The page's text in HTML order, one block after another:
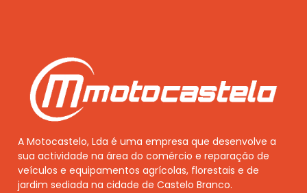
A Motocastelo, Lda é uma empresa que desenvolve a
sua actividade na área do comércio e reparação de
veículos e equipamentos agrícolas, florestais e de
jardim sediada na cidade de Castelo Branco.